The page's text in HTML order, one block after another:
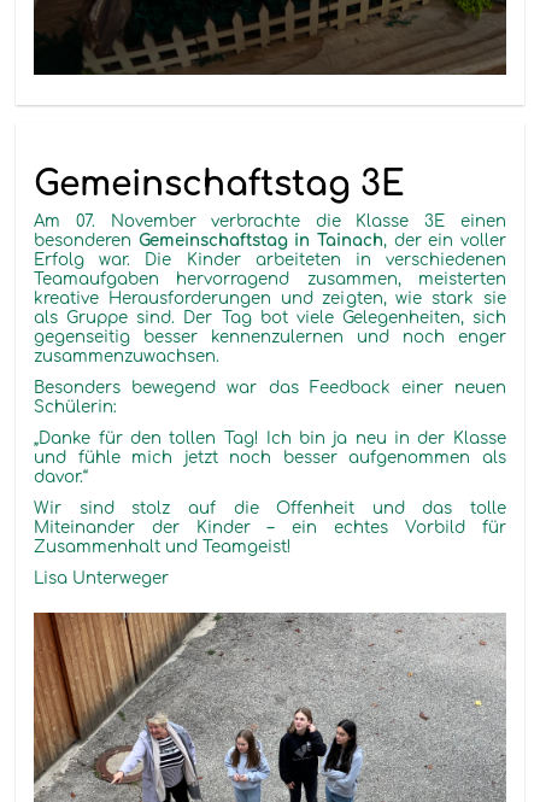
Gemeinschaftstag 3E
Am 07. November verbrachte die Klasse 3E einen
besonderen Gemeinschaftstag in Tainach, der ein voller
Erfolg war. Die Kinder arbeiteten in verschiedenen
Teamaufgaben hervorragend zusammen, meisterten
kreative Herausforderungen und zeigten, wie stark sie
als Gruppe sind. Der Tag bot viele Gelegenheiten, sich
gegenseitig besser kennenzulernen und noch enger
zusammenzuwachsen.
Besonders bewegend war das Feedback einer neuen
Schülerin:
„Danke für den tollen Tag! Ich bin ja neu in der Klasse
und fühle mich jetzt noch besser aufgenommen als
davor.“
Wir sind stolz auf die Offenheit und das tolle
Miteinander der Kinder – ein echtes Vorbild für
Zusammenhalt und Teamgeist!
Lisa Unterweger